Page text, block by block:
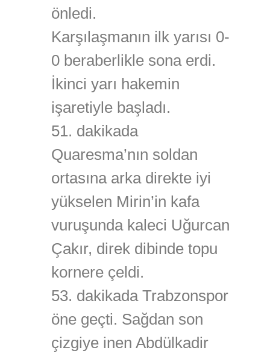
önledi.
Karşılaşmanın ilk yarısı 0-
0 beraberlikle sona erdi.
İkinci yarı hakemin
işaretiyle başladı.
51. dakikada
Quaresma’nın soldan
ortasına arka direkte iyi
yükselen Mirin’in kafa
vuruşunda kaleci Uğurcan
Çakır, direk dibinde topu
kornere çeldi.
53. dakikada Trabzonspor
öne geçti. Sağdan son
çizgiye inen Abdülkadir